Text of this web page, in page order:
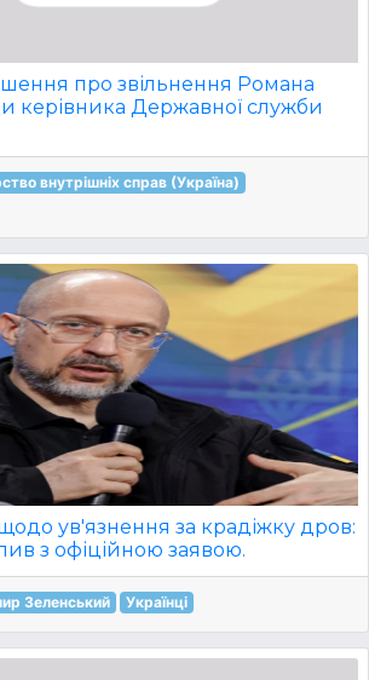
про звільнення Романа
керівника Державної служби
внутрішніх справ (Україна)
ув'язнення за крадіжку дров:
з офіційною заявою.
Зеленський Українці